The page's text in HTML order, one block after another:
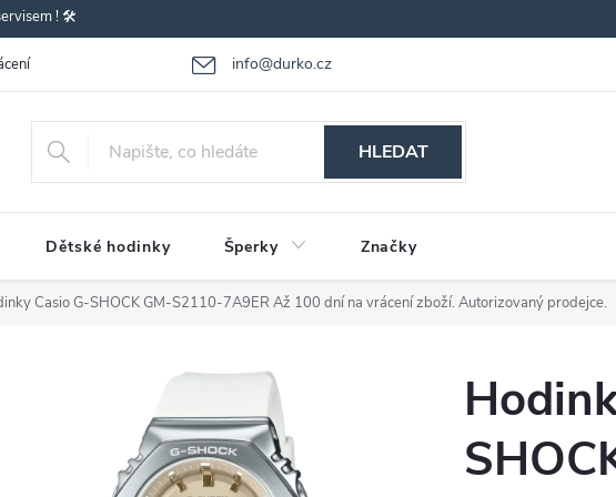
! 🛠️
info@durko.cz
- výměna zboží Reklamace zboží Obchodní podmínky
HLEDAT
Dětské hodinky Šperky Značky
Casio G-SHOCK GM-S2110-7A9ER Až 100 dní na vrácení zboží. Autorizovaný prodejce.